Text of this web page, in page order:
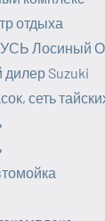
отдыха
Лосиный
Suzuki
сеть